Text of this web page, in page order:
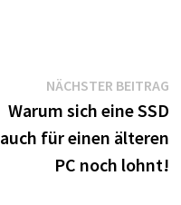
NÄCHSTER BEITRAG
Warum sich eine SSD
auch für einen älteren
PC noch lohnt!